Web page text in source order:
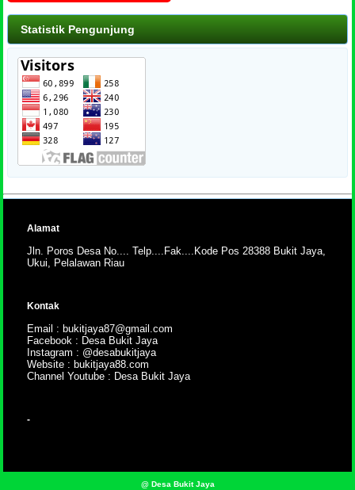
Statistik Pengunjung
Alamat
Jln. Poros Desa No.... Telp....Fak....Kode Pos 28388 Bukit Jaya,
Ukui, Pelalawan Riau
Kontak
Email : bukitjaya87@gmail.com
Facebook : Desa Bukit Jaya
Instagram : @desabukitjaya
Website : bukitjaya88.com
Channel Youtube : Desa Bukit Jaya
-
@ Desa Bukit Jaya